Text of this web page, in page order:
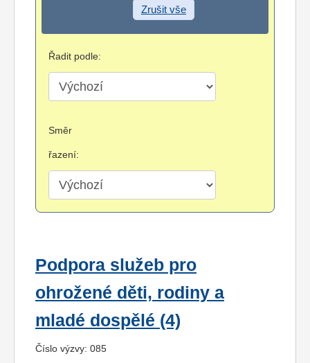
Zrušit vše
Řadit podle:
Směr
řazení:
Podpora služeb pro
ohrožené děti, rodiny a
mladé dospělé (4)
Číslo výzvy: 085